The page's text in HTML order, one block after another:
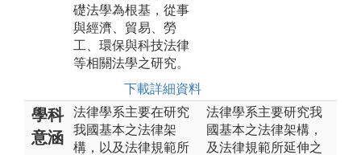
礎法學為根基，從事
與經濟、貿易、勞
工、環保與科技法律
等相關法學之研究。
下載詳細資料
學科
意涵
法律學系主要在研究
我國基本之法律架
構，以及法律規範所
法律學系主要研究我
國基本之法律架構，
及法律規範所延伸之